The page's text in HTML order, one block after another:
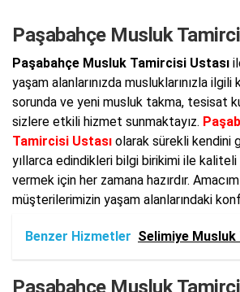
Paşabahçe Musluk
Paşabahçe Musluk Tamircisi Ustası
yaşam alanlarınızda musluklarınızla ilgili
sorunda ve yeni musluk takma, tesisat
sizlere etkili hizmet sunmaktayız.
Tamircisi Ustası olarak sürekli kendini
yıllarca edindikleri bilgi birikimi ile
vermek için her zamana hazırdır.
müşterilerimizin yaşam alanlarındaki
Benzer Hizmetler Selimiye
Paşabahçe Musluk